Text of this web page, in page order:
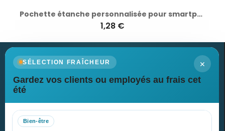
Pochette étanche personnalisée pour smartphone - SMAG
1,28 €
×
SÉLECTION FRAÎCHEUR
Gardez vos clients ou employés au frais cet
été
Bien-être
Newsletter
Recevez nos dernières nouvelles et nos offres spéciales